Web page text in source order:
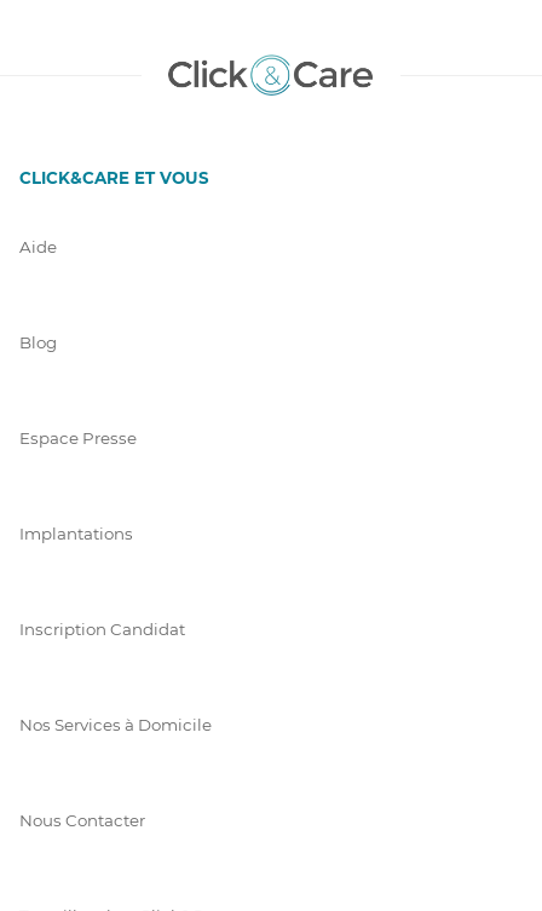
CLICK&CARE ET VOUS
Aide
Blog
Espace Presse
Implantations
Inscription Candidat
Nos Services à Domicile
Nous Contacter